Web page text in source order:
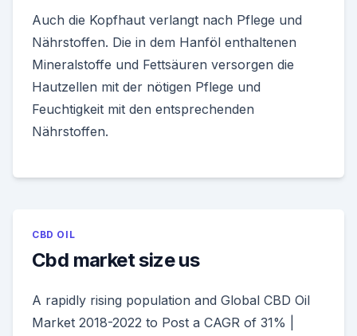
Auch die Kopfhaut verlangt nach Pflege und
Nährstoffen. Die in dem Hanföl enthaltenen
Mineralstoffe und Fettsäuren versorgen die
Hautzellen mit der nötigen Pflege und
Feuchtigkeit mit den entsprechenden
Nährstoffen.
CBD OIL
Cbd market size us
A rapidly rising population and Global CBD Oil
Market 2018-2022 to Post a CAGR of 31% |